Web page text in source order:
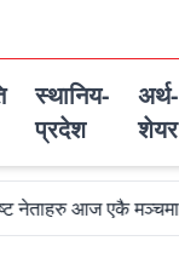
स्थानिय-
प्रदेश
अर्थ-
शेयर
मञ्चमा जमघट हुदै